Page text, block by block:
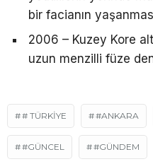
bir facianın
2006 – Kuzey Kore
uzun menzilli füze
# TÜRKIYE #ANKARA
#GÜNCEL #GÜNDEM